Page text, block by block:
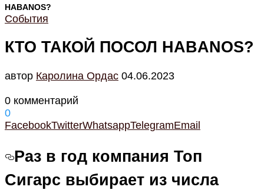
HABANOS?
События
КТО ТАКОЙ ПОСОЛ HABANOS?
автор Каролина Ордас 04.06.2023
0 комментарий
0
FacebookTwitterWhatsappTelegramEmail
Раз в год компания Топ
Сигарс выбирает из числа